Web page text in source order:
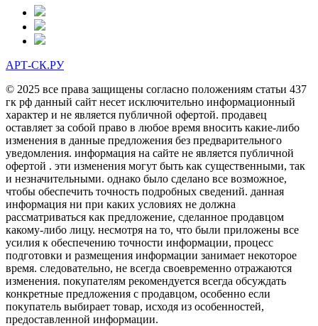
АРТ-СК.РУ
© 2025 все права защищены согласно положениям статьи 437
гк рф данный сайт несет исключительно информационный
характер и не является публичной офертой. продавец
оставляет за собой право в любое время вносить какие-либо
изменения в данные предложения без предварительного
уведомления. информация на сайте не является публичной
офертой . эти изменения могут быть как существенными, так
и незначительными. однако было сделано все возможное,
чтобы обеспечить точность подробных сведений. данная
информация ни при каких условиях не должна
рассматриваться как предложение, сделанное продавцом
какому-либо лицу. несмотря на то, что были приложены все
усилия к обеспечению точности информации, процесс
подготовки и размещения информации занимает некоторое
время. следовательно, не всегда своевременно отражаются
изменения. покупателям рекомендуется всегда обсуждать
конкретные предложения с продавцом, особенно если
покупатель выбирает товар, исходя из особенностей,
предоставленной информации.